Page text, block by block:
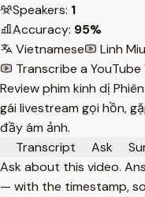
Speakers: 1
Accuracy: 95%
Vietnamese
Linh
Transcribe a YouTube
Review phim kinh dị
gái livestream gọi hồn,
đầy ám ảnh.
Transcript
Ask
Ask about this video.
— with the timestamp,